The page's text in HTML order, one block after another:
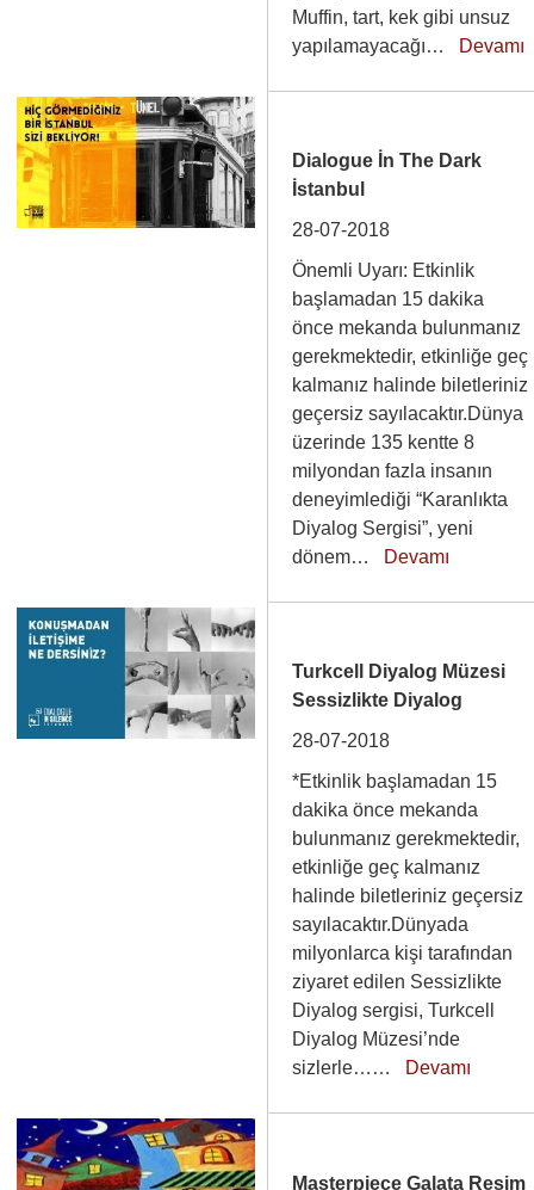
Muffin, tart, kek gibi unsuz
yapılamayacağı… Devamı
Dialogue İn The Dark
İstanbul
28-07-2018
Önemli Uyarı: Etkinlik
başlamadan 15 dakika
önce mekanda bulunmanız
gerekmektedir, etkinliğe geç
kalmanız halinde biletleriniz
geçersiz sayılacaktır.Dünya
üzerinde 135 kentte 8
milyondan fazla insanın
deneyimlediği “Karanlıkta
Diyalog Sergisi”, yeni
dönem… Devamı
Turkcell Diyalog Müzesi
Sessizlikte Diyalog
28-07-2018
*Etkinlik başlamadan 15
dakika önce mekanda
bulunmanız gerekmektedir,
etkinliğe geç kalmanız
halinde biletleriniz geçersiz
sayılacaktır.Dünyada
milyonlarca kişi tarafından
ziyaret edilen Sessizlikte
Diyalog sergisi, Turkcell
Diyalog Müzesi’nde
sizlerle…… Devamı
Masterpiece Galata Resim